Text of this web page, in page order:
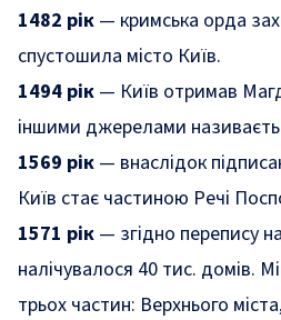
1482 рік — кримська орда
спустошила місто Київ.
1494 рік — Київ отримав
іншими джерелами
1569 рік — внаслідок
Київ стає частиною Речі
1571 рік — згідно перепису
налічувалося 40 тис. домів.
трьох частин: Верхнього